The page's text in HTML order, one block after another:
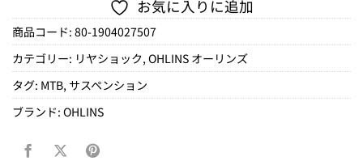
お気に入りに追加
商品コード: 80-1904027507
カテゴリー: リヤショック, OHLINS オーリンズ
タグ: MTB, サスペンション
ブランド: OHLINS